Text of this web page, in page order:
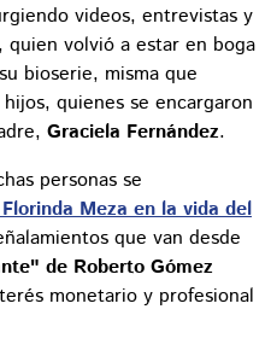
videos, entrevistas y
, quien volvió a estar en boga
bioserie, misma que
quienes se encargaron
Graciela Fernández.
personas se
Meza en la vida del
que van desde
de Roberto Gómez
monetario y profesional